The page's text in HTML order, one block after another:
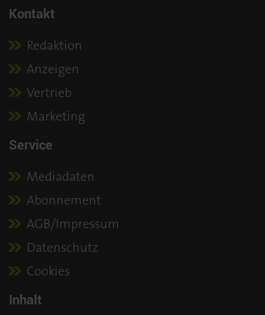
Kontakt
Redaktion
Anzeigen
Vertrieb
Marketing
Service
Mediadaten
Abonnement
AGB/Impressum
Datenschutz
Cookies
Inhalt